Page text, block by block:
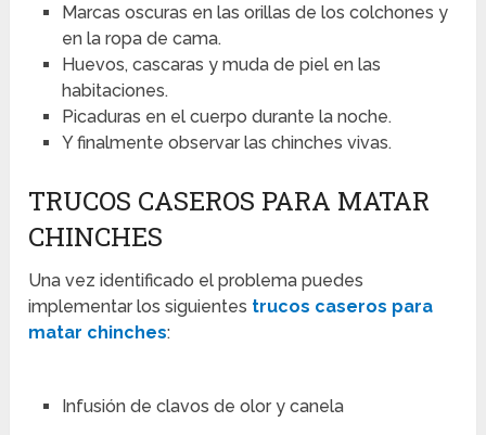
Marcas oscuras en las orillas de los colchones y
en la ropa de cama.
Huevos, cascaras y muda de piel en las
habitaciones.
Picaduras en el cuerpo durante la noche.
Y finalmente observar las chinches vivas.
TRUCOS CASEROS PARA MATAR
CHINCHES
Una vez identificado el problema puedes
implementar los siguientes trucos caseros para
matar chinches:
Infusión de clavos de olor y canela